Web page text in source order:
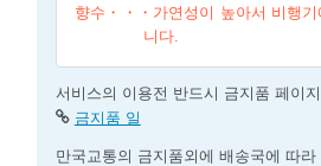
향수・・・가연성이 높아서 비행
니다.
서비스의 이용전 반드시 금지품 페이
금지품 일
만국교통의 금지품외에 배송국에 따